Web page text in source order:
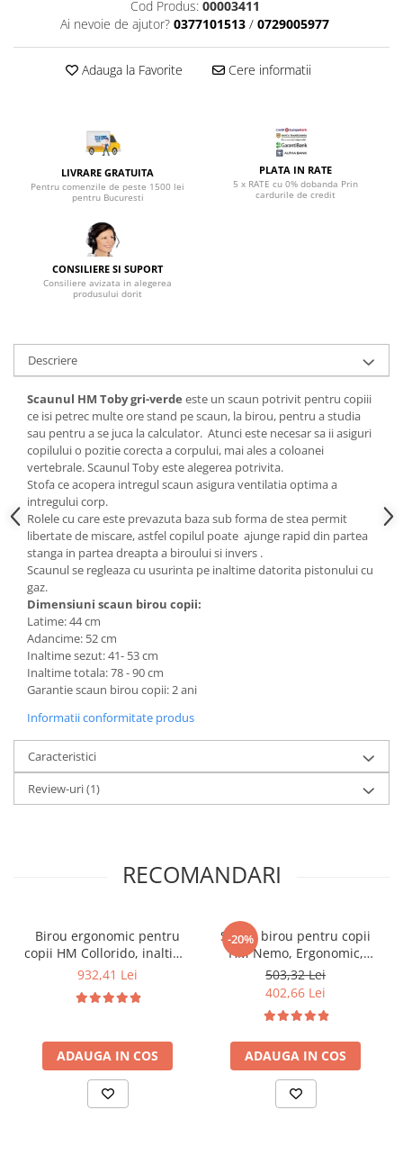
Top saltele 10 cm
Top saltele memory 5 cm
Top saltele MemoHR 6.5 cm
Saltele cu spuma
Scaune manager
Mese bucatarie
Seturi mese si scaune bucatarie
Mobila hol
Portmantouri
Seturi mobilier hol
Stender haine
Cuiere
Mobilier gradinita
Mese gradinita
Scaune gradinita
Set mese si scaune gradinita
Mobilier copii
Mobila camera copii
Scaune birou pentru copii
Saltele patuturi copii
Paturi copii
Masa si scaune gradinita
Seturi comode living si dormitor
Cod Produs: 00003411
Ai nevoie de ajutor? 0377101513 / 0729005977
Adauga la Favorite Cere informatii
LIVRARE GRATUITA
Pentru comenzile de peste 1500 lei
pentru Bucuresti
PLATA IN RATE
5 x RATE cu 0% dobanda Prin
cardurile de credit
CONSILIERE SI SUPORT
Consiliere avizata in alegerea
produsului dorit
Descriere
Scaunul HM Toby gri-verde este un scaun potrivit pentru copiii
ce isi petrec multe ore stand pe scaun, la birou, pentru a studia
sau pentru a se juca la calculator. Atunci este necesar sa ii asiguri
copilului o pozitie corecta a corpului, mai ales a coloanei
vertebrale. Scaunul Toby este alegerea potrivita.
Stofa ce acopera intregul scaun asigura ventilatia optima a
intregului corp.
Rolele cu care este prevazuta baza sub forma de stea permit
libertate de miscare, astfel copilul poate ajunge rapid din partea
stanga in partea dreapta a biroului si invers .
Scaunul se regleaza cu usurinta pe inaltime datorita pistonului cu
gaz.
Dimensiuni scaun birou copii:
Latime: 44 cm
Adancime: 52 cm
Inaltime sezut: 41- 53 cm
Inaltime totala: 78 - 90 cm
Garantie scaun birou copii: 2 ani
Informatii conformitate produs
Caracteristici
Review-uri(1)
RECOMANDARI
Birou ergonomic pentru
copii HM Collorido, inaltime
reglabila, unghi inclinare
MDF, 100x66x69-84 cm, alb
932,41 Lei
ADAUGA IN COS
-20%
Scaun birou pentru copii
HM Nemo, Ergonomic,
Cadru Polipropilena, Piele
ecologica cu insertii de
Mesh, Inaltime ajustabila,
Mecanism balansare, 110
Kg, Rosu/Negru
503,32 Lei
402,66 Lei
ADAUGA IN COS